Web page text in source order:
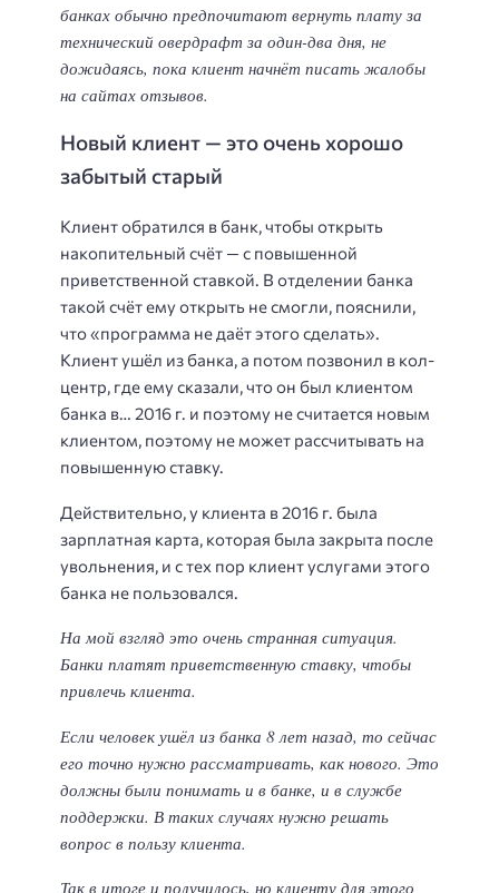
банках обычно предпочитают вернуть плату за
технический овердрафт за один-два дня, не
дожидаясь, пока клиент начнёт писать жалобы
на сайтах отзывов.
Новый клиент — это очень хорошо
забытый старый
Клиент обратился в банк, чтобы открыть
накопительный счёт — с повышенной
приветственной ставкой. В отделении банка
такой счёт ему открыть не смогли, пояснили,
что «программа не даёт этого сделать».
Клиент ушёл из банка, а потом позвонил в кол-
центр, где ему сказали, что он был клиентом
банка в… 2016 г. и поэтому не считается новым
клиентом, поэтому не может рассчитывать на
повышенную ставку.
Действительно, у клиента в 2016 г. была
зарплатная карта, которая была закрыта после
увольнения, и с тех пор клиент услугами этого
банка не пользовался.
На мой взгляд это очень странная ситуация.
Банки платят приветственную ставку, чтобы
привлечь клиента.
Если человек ушёл из банка 8 лет назад, то сейчас
его точно нужно рассматривать, как нового. Это
должны были понимать и в банке, и в службе
поддержки. В таких случаях нужно решать
вопрос в пользу клиента.
Так в итоге и получилось, но клиенту для этого